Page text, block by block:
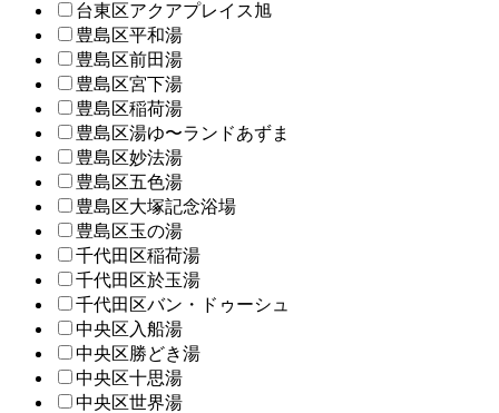
台東区アクアプレイス旭
豊島区平和湯
豊島区前田湯
豊島区宮下湯
豊島区稲荷湯
豊島区湯ゆ〜ランドあずま
豊島区妙法湯
豊島区五色湯
豊島区大塚記念浴場
豊島区玉の湯
千代田区稲荷湯
千代田区於玉湯
千代田区バン・ドゥーシュ
中央区入船湯
中央区勝どき湯
中央区十思湯
中央区世界湯